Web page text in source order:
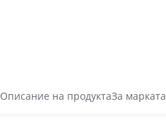
Описание на продуктаЗа марката